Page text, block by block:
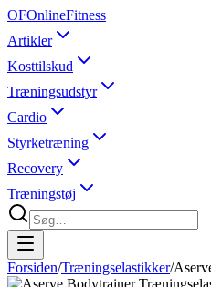
OFOnlineFitness
Artikler
Kosttilskud
Træningsudstyr
Cardio
Styrketræning
Recovery
Træningstøj
Forsiden/Træningselastikker/